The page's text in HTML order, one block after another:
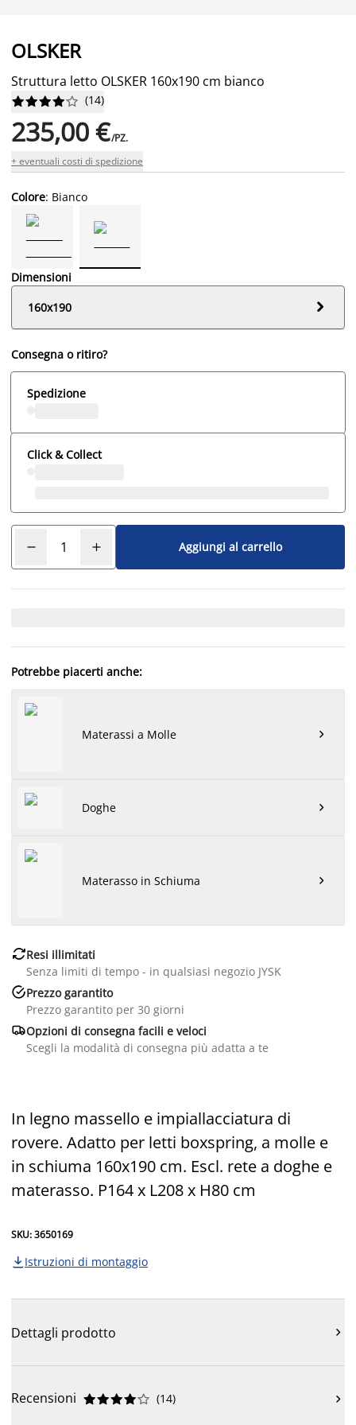
OLSKER
Struttura letto OLSKER 160x190 cm bianco





 (14)
235,00 €/PZ.
+ eventuali costi di spedizione
Colore: Bianco
Dimensioni
160x190

Consegna o ritiro?
Spedizione
Click & Collect
Aggiungi al carrello
Potrebbe piacerti anche:
Materassi a Molle 
Doghe 
Materasso in Schiuma 
Resi illimitati
Senza limiti di tempo - in qualsiasi negozio JYSK
Prezzo garantito
Prezzo garantito per 30 giorni
Opzioni di consegna facili e veloci
Scegli la modalità di consegna più adatta a te
In legno massello e impiallacciatura di
rovere. Adatto per letti boxspring, a molle e
in schiuma 160x190 cm. Escl. rete a doghe e
materasso. P164 x L208 x H80 cm
SKU: 3650169
 Istruzioni di montaggio
Dettagli prodotto 
Recensioni 




 (14) 